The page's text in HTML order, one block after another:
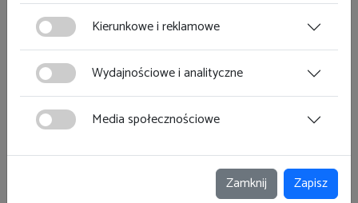
Konkurs „Pracodawca organizator pracy bezpiecznej”
(ma za cel promowanie tych pracodawców, którzy
zapewniają najwyższy poziom bezpieczeństwa i ochrony
zdrowia pracowników, a także przestrzegają przepisów
prawa pracy oraz dotyczących legalności zatrudnienia).
CUSTOMIZATION GROUP POLAND SP. Z O.O. (dawniej
zmodyfikować w dowolnym momencie klikając w przycisk
ciasteczka w lewym dolnym rogu strony. Więcej informacji
znajdziesz w
Kierunkowe i reklamowe
Wydajnościowe i analityczne
Media społecznościowe
Zamknij Zapisz